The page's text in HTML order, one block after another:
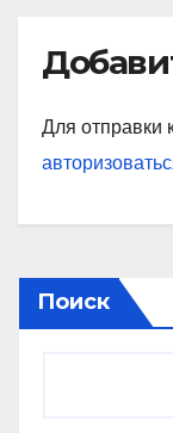
Для отправки
Поиск